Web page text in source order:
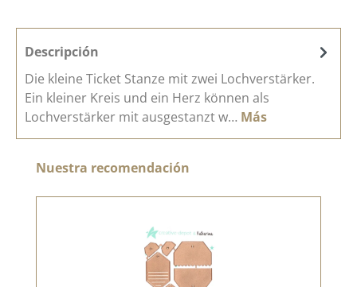
Descripción
Die kleine Ticket Stanze mit zwei Lochverstärker.
Ein kleiner Kreis und ein Herz können als
Lochverstärker mit ausgestanzt w… Más
Omitir la galería de productos
Nuestra recomendación